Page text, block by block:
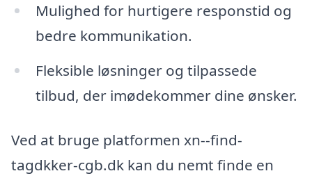
Mulighed for hurtigere responstid og
bedre kommunikation.
Fleksible løsninger og tilpassede
tilbud, der imødekommer dine ønsker.
Ved at bruge platformen xn--find-
tagdkker-cgb.dk kan du nemt finde en